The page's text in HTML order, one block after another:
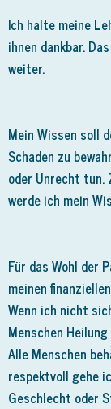
Ich halte meine
ihnen dankbar.
weiter.
Mein Wissen soll
Schaden zu
oder Unrecht tun.
werde ich mein
Für das Wohl der
meinen
Wenn ich nicht
Menschen
Alle Menschen
respektvoll gehe
Geschlecht oder